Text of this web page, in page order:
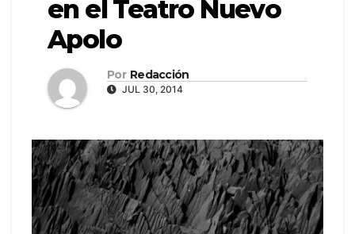
en el Teatro Nuevo
Apolo
Por Redacción
JUL 30, 2014